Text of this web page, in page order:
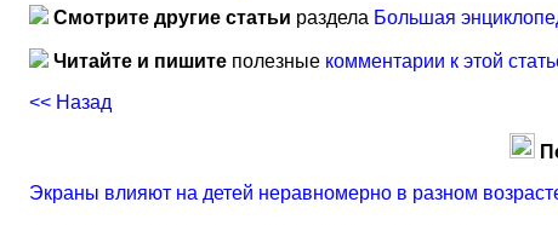
Смотрите другие статьи раздела Большая
Читайте и пишите полезные комментарии к этой
<< Назад
Экраны влияют на детей неравномерно в разном